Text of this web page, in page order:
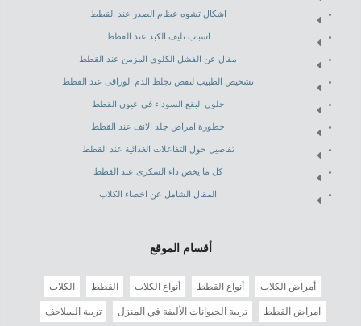
اشكال تشوه عظام الصدر عند القطط
اسباب تليف الكبد عند القطط
مقال عن الفشل الكلوى المزمن عند القطط
تشخيص الطبيب لنقص تجلط الدم الوراقى عند القطط
حلول البقع السوداء فى عيون القطط
خطورة امراض جلد الانف عند القطط
تفاصيل حول التفاعلات الغذائية عند القطط
كل ما يخص داء السكرى عند القطط
المقال الشامل عن اخصاء الكلاب
أقسام الموقع
أمراض الكلاب أنواع القطط أنواع الكلاب القطط الكلاب
امراض القطط تربية الحيوانات الأليفة في المنزل تربية السلاحف